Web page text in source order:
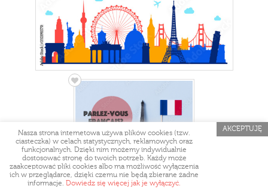
Nasza strona internetowa używa plików cookies (tzw.
ciasteczka) w celach statystycznych, reklamowych oraz
funkcjonalnych. Dzięki nim możemy indywidualnie
dostosować stronę do twoich potrzeb. Każdy może
zaakceptować pliki cookies albo ma możliwość wyłączenia
ich w przeglądarce, dzięki czemu nie będą zbierane żadne
informacje. Dowiedz się więcej jak je wyłączyć.
AKCEPTUJĘ